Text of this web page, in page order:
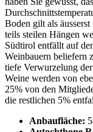
Boden gilt als
teils steilen Hängen
Südtirol entfällt auf
Weinbauern beliefern
tiefe Verwurzelung
Weine werden von
25% von den
die restlichen 5%
Anbaufläche: